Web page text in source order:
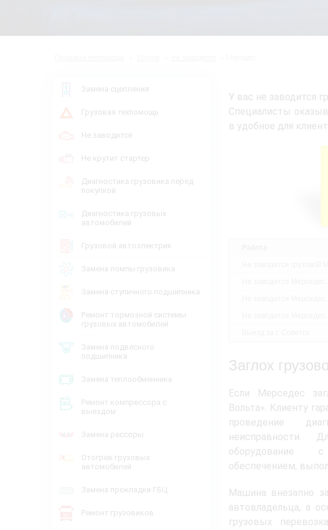
Замена сцепления
Грузовая техпомощь
Не заводится
Не крутит стартер
Диагностика грузовика перед
покупкой
Диагностика грузовых
автомобилей
Грузовой автоэлектрик
Замена помпы грузовика
Замена ступичного подшипника
Ремонт тормозной системы
грузовых автомобилей
Замена подвесного
подшипника
Замена теплообменника
Ремонт компрессора с
выездом
Замена рессоры
Отогрев грузовых
автомобилей
Замена прокладки ГБЦ
Ремонт грузовиков
У вас не заводится
Специалисты
в удобное для
Заглох
Если Мерседес
Вольта». Клиенту
проведение
неисправности.
оборудование
обеспечением,
Машина внезапно
автовладельца, а
грузовых